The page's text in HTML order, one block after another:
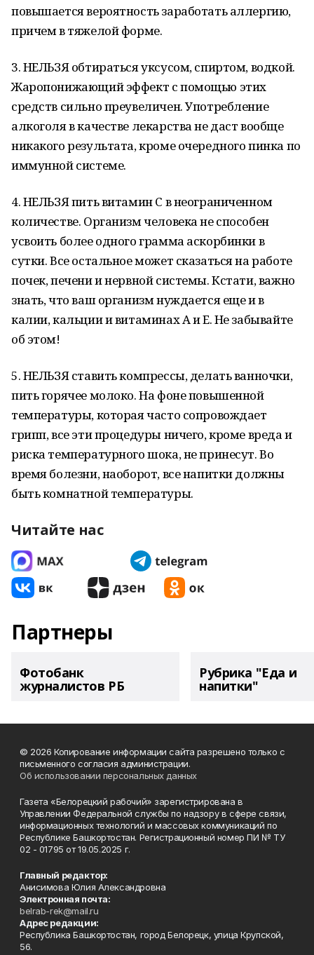
повышается вероятность заработать аллергию,
причем в тяжелой форме.
3. НЕЛЬЗЯ обтираться уксусом, спиртом, водкой.
Жаропонижающий эффект с помощью этих
средств сильно преувеличен. Употребление
алкоголя в качестве лекарства не даст вообще
никакого результата, кроме очередного пинка по
иммунной системе.
4. НЕЛЬЗЯ пить витамин С в неограниченном
количестве. Организм человека не способен
усвоить более одного грамма аскорбинки в
сутки. Все остальное может сказаться на работе
почек, печени и нервной системы. Кстати, важно
знать, что ваш организм нуждается еще и в
калии, кальции и витаминах А и Е. Не забывайте
об этом!
5. НЕЛЬЗЯ ставить компрессы, делать ванночки,
пить горячее молоко. На фоне повышенной
температуры, которая часто сопровождает
грипп, все эти процедуры ничего, кроме вреда и
риска температурного шока, не принесут. Во
время болезни, наоборот, все напитки должны
быть комнатной температуры.
Читайте нас
Партнеры
Фотобанк
журналистов РБ
Рубрика "Еда и
напитки"
© 2026 Копирование информации сайта разрешено только с
письменного согласия администрации.
Об использовании персональных данных
Газета «Белорецкий рабочий» зарегистрирована в
Управлении Федеральной службы по надзору в сфере связи,
информационных технологий и массовых коммуникаций по
Республике Башкортостан. Регистрационный номер ПИ № ТУ
02 - 01795 от 19.05.2025 г.
Главный редактор:
Анисимова Юлия Александровна
Электронная почта:
belrab-rek@mail.ru
Адрес редакции:
Республика Башкортостан, город Белорецк, улица Крупской,
56.